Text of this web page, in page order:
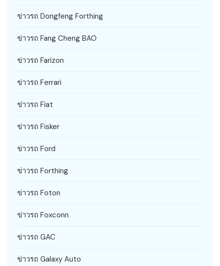
ข่าวรถ Dongfeng Forthing
ข่าวรถ Fang Cheng BAO
ข่าวรถ Farizon
ข่าวรถ Ferrari
ข่าวรถ Fiat
ข่าวรถ Fisker
ข่าวรถ Ford
ข่าวรถ Forthing
ข่าวรถ Foton
ข่าวรถ Foxconn
ข่าวรถ GAC
ข่าวรถ Galaxy Auto